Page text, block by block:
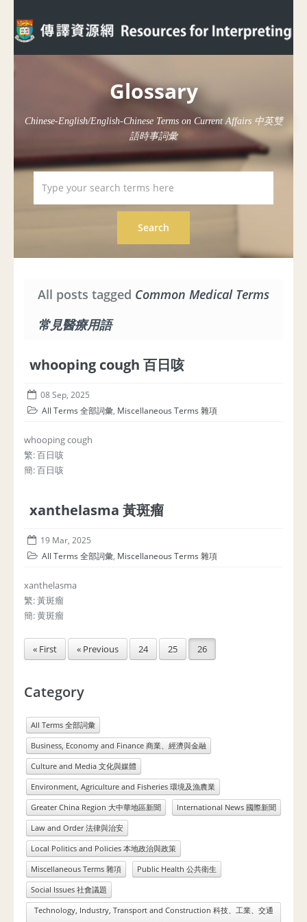
Glossary
Chinese-English/English-Chinese Terms on Current Affairs 中英雙
語時事詞彙
All posts tagged Common Medical Terms
常見醫療用語
whooping cough 百日咳
08 Sep, 2025
All Terms 全部詞彙, Miscellaneous Terms 雜項
whooping cough
繁: 百日咳
簡: 百日咳
xanthelasma 黃斑瘤
19 Mar, 2025
All Terms 全部詞彙, Miscellaneous Terms 雜項
xanthelasma
繁: 黃斑瘤
簡: 黄斑瘤
« First « Previous 24 25 26
Category
All Terms 全部詞彙
Business, Economy and Finance 商業、經濟與金融
Culture and Media 文化與媒體
Environment, Agriculture and Fisheries 環境及漁農業
Greater China Region 大中華地區新聞
International News 國際新聞
Law and Order 法律與治安
Local Politics and Policies 本地政治與政策
Miscellaneous Terms 雜項
Public Health 公共衛生
Social Issues 社會議題
Technology, Industry, Transport and Construction 科技、工業、交通